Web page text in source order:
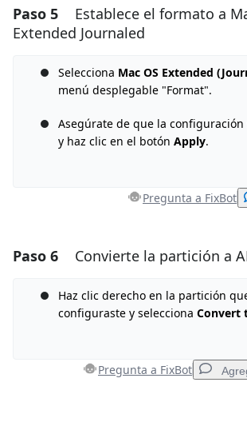
Agregar un comentario
Cancelar
Paso 5
Establece el formato a
Extended Journaled
Selecciona Mac OS Extended
menú desplegable "Format".
Asegúrate de que la configuración
y haz clic en el botón Apply.
Pregunta a FixBot
Agregar un comentario
Agregar Comentario
Cancelar
Paso 6 Convierte la partición a
Haz clic derecho en la partición
configuraste y selecciona Convert
Pregunta a FixBot